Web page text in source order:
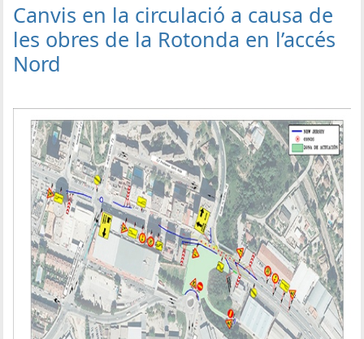
Canvis en la circulació a causa de
les obres de la Rotonda en l’accés
Nord